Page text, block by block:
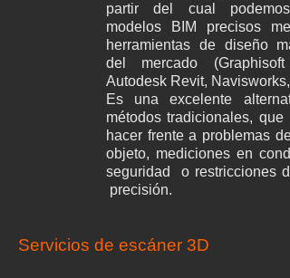
partir del cual podemos
modelos BIM precisos
herramientas de diseño
del mercado (Graphisoft
Autodesk Revit, Navisworks,
Es una excelente
métodos tradicionales, que
hacer frente a problemas
objeto, mediciones en
seguridad o restricciones
precisión.
Servicios de escáner 3D